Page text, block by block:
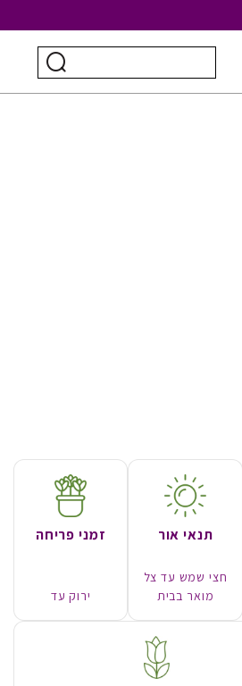
חיפוש
תנאי אור
חצי שמש עד צל
מואר בבית
זמני פריחה
ירוק עד